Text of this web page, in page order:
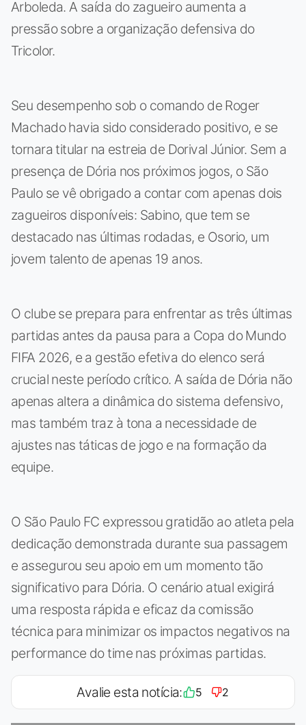
Arboleda. A saída do zagueiro aumenta a
pressão sobre a organização defensiva do
Tricolor.
Seu desempenho sob o comando de Roger
Machado havia sido considerado positivo, e se
tornara titular na estreia de Dorival Júnior. Sem a
presença de Dória nos próximos jogos, o São
Paulo se vê obrigado a contar com apenas dois
zagueiros disponíveis: Sabino, que tem se
destacado nas últimas rodadas, e Osorio, um
jovem talento de apenas 19 anos.
O clube se prepara para enfrentar as três últimas
partidas antes da pausa para a Copa do Mundo
FIFA 2026, e a gestão efetiva do elenco será
crucial neste período crítico. A saída de Dória não
apenas altera a dinâmica do sistema defensivo,
mas também traz à tona a necessidade de
ajustes nas táticas de jogo e na formação da
equipe.
O São Paulo FC expressou gratidão ao atleta pela
dedicação demonstrada durante sua passagem
e assegurou seu apoio em um momento tão
significativo para Dória. O cenário atual exigirá
uma resposta rápida e eficaz da comissão
técnica para minimizar os impactos negativos na
performance do time nas próximas partidas.
Avalie esta notícia: 5 2